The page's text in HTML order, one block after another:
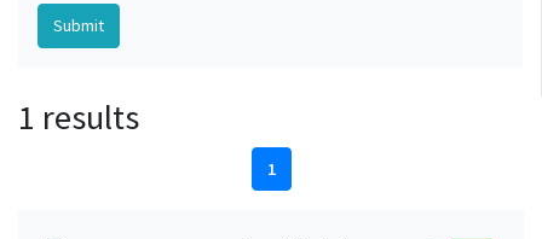
1 results
1